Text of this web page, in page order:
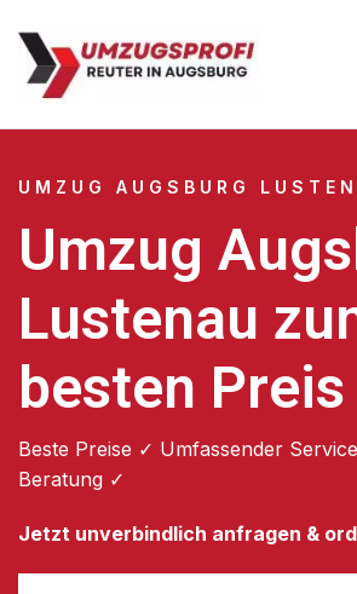
UMZUG AUGSBURG
Umzug
Lustenau
besten Preis
Beste Preise ✓ Umfassender
Beratung ✓
Jetzt unverbindlich anfragen &